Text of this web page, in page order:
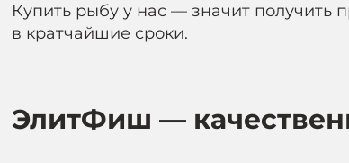
Купить рыбу у нас — значит получить
в кратчайшие сроки.
ЭлитФиш —